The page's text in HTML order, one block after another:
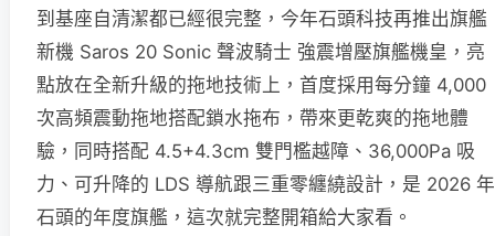
到基座自清潔都已經很完整，今年石頭科技再推出旗艦
新機 Saros 20 Sonic 聲波騎士 強震增壓旗艦機皇，亮
點放在全新升級的拖地技術上，首度採用每分鐘 4,000
次高頻震動拖地搭配鎖水拖布，帶來更乾爽的拖地體
驗，同時搭配 4.5+4.3cm 雙門檻越障、36,000Pa 吸
力、可升降的 LDS 導航跟三重零纏繞設計，是 2026 年
石頭的年度旗艦，這次就完整開箱給大家看。